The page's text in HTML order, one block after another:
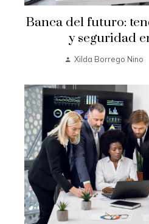
Banca del futuro:
y seguridad
Xilda Borrego Nino